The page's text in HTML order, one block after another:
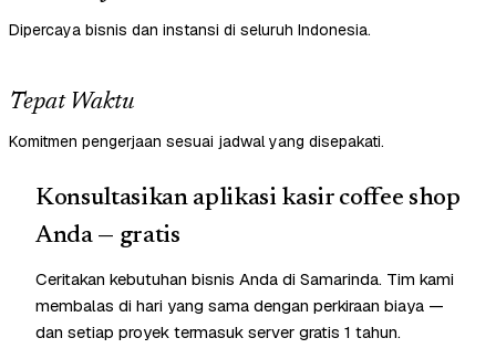
Dipercaya bisnis dan instansi di seluruh Indonesia.
Tepat Waktu
Komitmen pengerjaan sesuai jadwal yang disepakati.
Konsultasikan aplikasi kasir coffee shop
Anda — gratis
Ceritakan kebutuhan bisnis Anda di Samarinda. Tim kami
membalas di hari yang sama dengan perkiraan biaya —
dan setiap proyek termasuk server gratis 1 tahun.